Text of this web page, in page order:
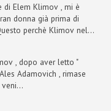
di Elem Klimov , mi è
donna già prima di
perchè Klimov nel...
, dopo aver letto "
Adamovich , rimase